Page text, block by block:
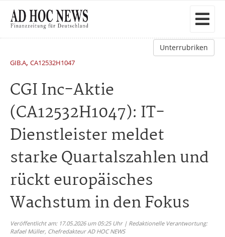
Unterrubriken
GIB.A, CA12532H1047
CGI Inc-Aktie
(CA12532H1047): IT-
Dienstleister meldet
starke Quartalszahlen und
rückt europäisches
Wachstum in den Fokus
Veröffentlicht am: 17.05.2026 um 05:25 Uhr | Redaktionelle Verantwortung:
Rafael Müller, Chefredakteur AD HOC NEWS